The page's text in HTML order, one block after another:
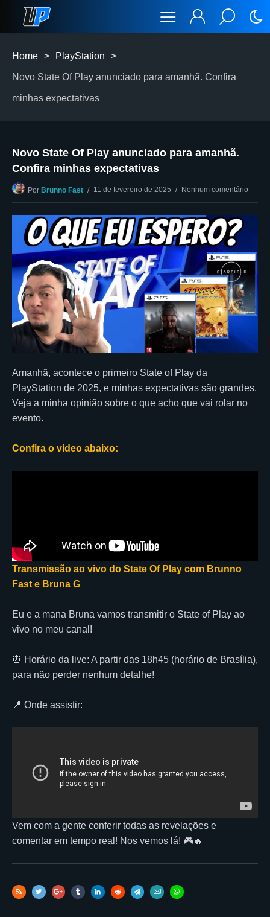
Home > PlayStation >
Novo State Of Play anunciado para amanhã. Confira
minhas expectativas
Novo State Of Play anunciado para amanhã.
Confira minhas expectativas
Por Brunno Fast 11 de fevereiro de 2025 Nenhum comentário
Amanhã, acontece o primeiro State of Play da
PlayStation de 2025, e minhas expectativas são grandes.
Veja a minha opinião sobre o que acho que vai rolar no
evento.
Confira o vídeo abaixo:
Transmissão ao vivo do State Of Play com Brunno
Fast e Bruna G
Eu e a mana Bruna vamos transmitir o State of Play ao
vivo no meu canal!
⏰ Horário da live: A partir das 18h45 (horário de Brasília),
para não perder nenhum detalhe!
📍 Onde assistir:
Vem com a gente conferir todas as revelações e
comentar em tempo real! Nos vemos lá! 🎮🔥